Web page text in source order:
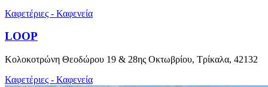
Καφετέριες - Καφενεία
LOOP
Κολοκοτρώνη Θεοδώρου 19 & 28ης Οκτωβρίου, Τρίκαλα, 42132
Καφετέριες - Καφενεία